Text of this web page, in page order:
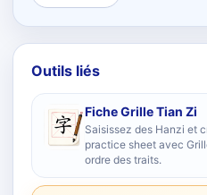
Outils liés
Fiche Grille Tian Zi
Saisissez des Hanzi et
practice sheet avec
ordre des traits.